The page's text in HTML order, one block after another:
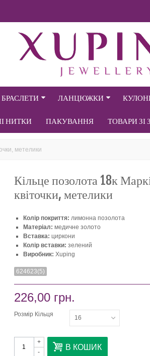
БРАСЛЕТИ ЛАНЦЮЖКИ
НИТКИ ПАКУВАННЯ ТОВАРИ
метелики
Кільце позолота 18к
квіточки, метелики
Колір покриття: лимонна позолота
Матеріал: медичне золото
Вставка: циркони
Колір вставки: зелений
Виробник: Xuping
624623(5)
226,00 грн.
Розмір Кільця 16
-
+ В КОШИК